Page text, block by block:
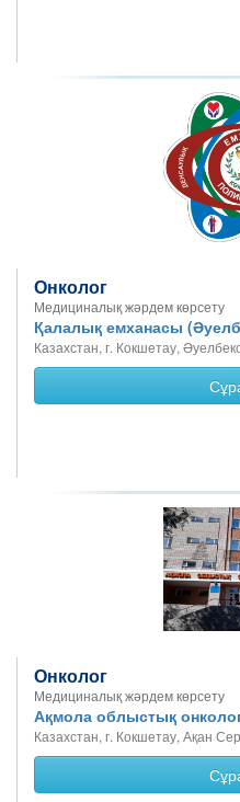
Онколог
Медициналық жәрдем көрсету
Қалалық емханасы
Казахстан, г. Кокшетау,
Онколог
Медициналық жәрдем көрсету
Ақмола облыстық
Казахстан, г. Кокшетау, Ақан